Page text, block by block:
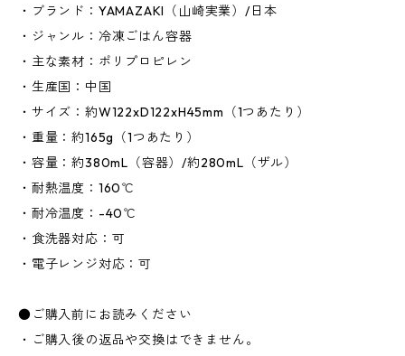
・ブランド：YAMAZAKI（山崎実業）/日本
・ジャンル：冷凍ごはん容器
・主な素材：ポリプロピレン
・生産国：中国
・サイズ：約W122xD122xH45mm（1つあたり）
・重量：約165g（1つあたり）
・容量：約380mL（容器）/約280mL（ザル）
・耐熱温度：160℃
・耐冷温度：-40℃
・食洗器対応：可
・電子レンジ対応：可
●ご購入前にお読みください
・ご購入後の返品や交換はできません。